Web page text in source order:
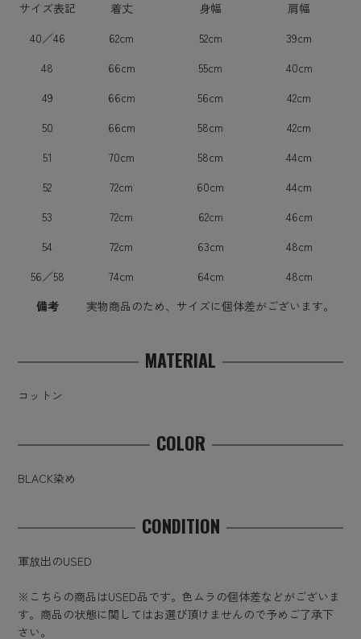
サイズ表記 着丈 身幅
肩幅
40／46
62cm 52cm
39cm
48
66cm 55cm
40cm
49
66cm 56cm
42cm
50
66cm 58cm
42cm
51
70cm 58cm
44cm
52
72cm 60cm
44cm
53
72cm 62cm
46cm
54
72cm 63cm
48cm
56／58
74cm 64cm
48cm
備考
実物商品のため、サイズに個体差がございます。
MATERIAL
コットン
COLOR
BLACK染め
CONDITION
軍放出のUSED
※こちらの商品はUSED品です。色ムラの個体差などがございま
す。商品の状態に関してはお選び頂けませんので予めご了承下
さい。